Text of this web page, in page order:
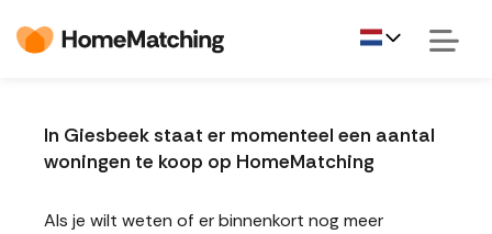
In Giesbeek staat er momenteel een aantal
woningen te koop op HomeMatching
Als je wilt weten of er binnenkort nog meer